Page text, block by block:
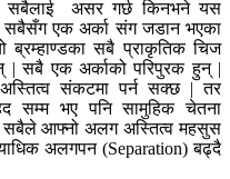
सबैलाई असर गर्छ किनभने यस
सबैसँग एक अर्का संग जडान भएका
सबै प्राकृतिक चिज
| सबै एक अर्काको परिपुरक हुन् |
संकटमा पर्न सक्छ | तर
सम्म भए पनि सामुहिक चेतना
सबैले आफ्नो अलग अस्तित्व महसुस
अलगपन (Separation) बढ्दै